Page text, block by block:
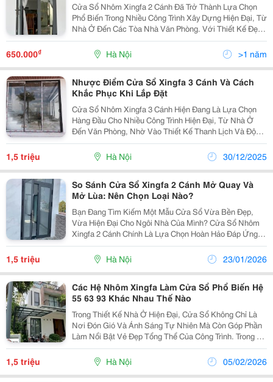
Cửa Sổ Nhôm Xingfa 2 Cánh Đã Trở Thành Lựa Chọn
Phổ Biến Trong Nhiều Công Trình Xây Dựng Hiện Đại, Từ
Nhà Ở Đến Các Tòa Nhà Văn Phòng. Với Thiết Kế Đẹp
Mắt, Chất Liệu Bền Bỉ, Cùng Khả Năng Cách Âm, Cách
Nhiệt Vượt Trội, Loại Cửa Này Không Chỉ Đáp Ứng...
650.000₫ Hà Nội >1 năm
Nhược Điểm Cửa Sổ Xingfa 3 Cánh Và Cách
Khắc Phục Khi Lắp Đặt
Cửa Sổ Nhôm Xingfa 3 Cánh Hiện Đang Là Lựa Chọn
Hàng Đầu Cho Nhiều Công Trình Hiện Đại, Từ Nhà Ở
Đến Văn Phòng, Nhờ Vào Thiết Kế Thanh Lịch Và Độ
Bền Vượt Trội. Với Sự Kết Hợp Hoàn Hảo Giữa Chất
Lượng Nhôm Xingfa Cao Cấp Và Kính Cường Lực, Loại
1,5 triệu Hà Nội 30/12/2025
So Sánh Cửa Sổ Xingfa 2 Cánh Mở Quay Và
Mở Lùa: Nên Chọn Loại Nào?
Bạn Đang Tìm Kiếm Một Mẫu Cửa Sổ Vừa Bền Đẹp,
Vừa Hiện Đại Cho Ngôi Nhà Của Mình? Cửa Sổ Nhôm
Xingfa 2 Cánh Chính Là Lựa Chọn Hoàn Hảo Đáp Ứng
Mọi Nhu Cầu Về Thẩm Mỹ, Độ Bền Và Công Năng Sử
Dụng. Với Thiết Kế Tinh Tế, Chất Liệu Nhôm Cao Cấp
Cùng Khả...
1,5 triệu Hà Nội 23/01/2026
Các Hệ Nhôm Xingfa Làm Cửa Sổ Phổ Biến Hệ
55 63 93 Khác Nhau Thế Nào
Trong Thiết Kế Nhà Ở Hiện Đại, Cửa Sổ Không Chỉ Là
Nơi Đón Gió Và Ánh Sáng Tự Nhiên Mà Còn Góp Phần
Làm Nổi Bật Vẻ Đẹp Tổng Thể Của Công Trình. Trong Số
Các Dòng Sản Phẩm Được Ưa Chuộng Hiện Nay, Cửa
Sổ Nhôm Xingfa Nổi Bật Nhờ Thiết Kế Sang Trọng,
1,5 triệu Hà Nội 05/02/2026